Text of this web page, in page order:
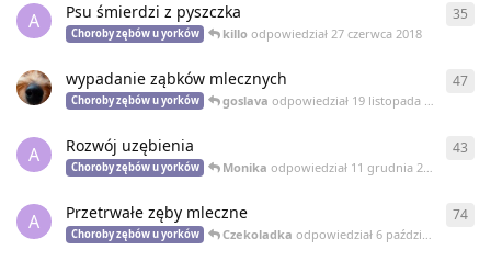
A Psu śmierdzi z pyszczka
Choroby zębów u yorków killo odpowiedział27 czerwca 2018
35
wypadanie ząbków mlecznych
Choroby zębów u yorków goslava odpowiedział 19 listopada 2017
47
A Rozwój uzębienia
Choroby zębów u yorków Monika odpowiedział 11 grudnia 2013
43
A Przetrwałe zęby mleczne
Choroby zębów u yorków Czekoladka odpowiedział6 października 2013
74